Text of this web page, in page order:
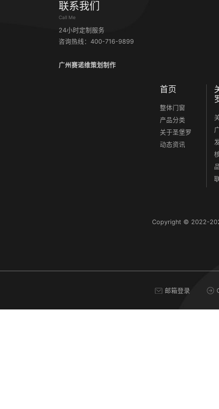
联系我们
Call Me
24小时定制服务
咨询热线：400-716-9899
广州赛诺维策划制作
首页
整体门窗
产品分类
关于圣堡罗
动态资讯
Copyright © 2022-
邮箱登录